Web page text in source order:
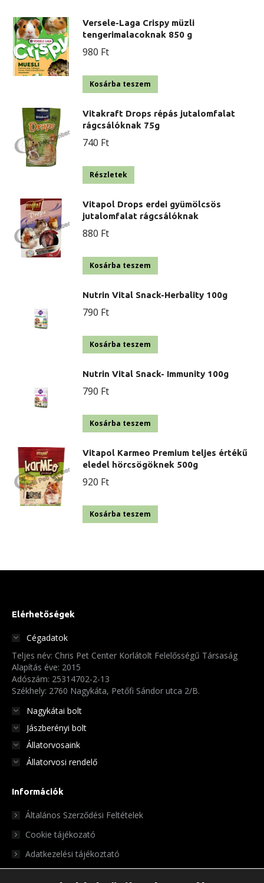
Versele-Laga Crispy müzli
tengerimalacoknak 850 g
980 Ft
Kosárba teszem
Vitakraft Drops répás jutalomfalat
rágcsálóknak 75g
740 Ft
Részletek
Vitapol Drops erdei gyümölcsös
jutalomfalat rágcsálóknak
880 Ft
Kosárba teszem
Nutrin Vital Snack-Herbality 100g
790 Ft
Kosárba teszem
Nutrin Vital Snack- Immunity 100g
790 Ft
Kosárba teszem
Vitapol Karmeo Premium teljes értékű
eledel hörcsögöknek 500g
920 Ft
Kosárba teszem
Elérhetőségek
Cégadatok
Teljes név: Chris Pet Center Korlátolt Felelősségű Társaság
Alapítás éve: 2015
Adószám: 25314702-2-13
Székhely: 2760 Nagykáta, Petőfi Sándor utca 2/B.
Nagykátai bolt
Jászberényi bolt
Állatorvosaink
Állatorvosi rendelő
Információk
Általános Szerződési Feltételek
Cookie tájékozató
Adatkezelési tájékoztató